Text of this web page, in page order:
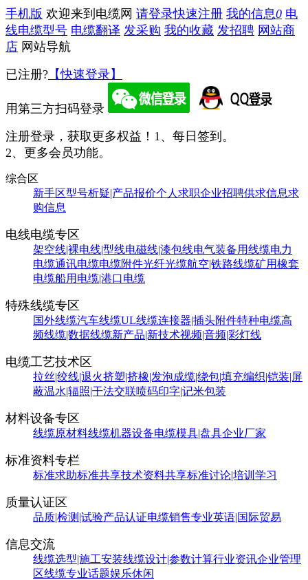
手机版 欢迎来到电缆网 请登录快速注册 我的信息0 电
线电缆型号 电缆翻译 发采购 我的收藏 发招聘 网站商
店 网站导航
已注册? 【快速登录】
用第三方扫码登录
注册登录，获取更多权益！ 1、每日签到。
2、更多会员功能。
综合区
新手区型号析疑|产品报价个人求职企业招聘供求信息求
购信息
电线电缆专区
架空线|裸电线|型线电磁线|漆包线电气装备用线缆电力
电缆通讯电缆电缆附件光纤光缆航空|铁路线缆矿用橡套
电缆船用电缆|港口电缆
特殊线缆专区
国外线缆汽车线缆UL线缆连接器|插头附件特种电缆高
频线缆|数据线缆新产品|新技术视频|音频|彩灯线
电缆工艺技术区
拉丝|绞线|退火挤塑|挤橡|发泡成缆|绕包|填充编织|铠装|屏
蔽温水|辐照|干法交联喷码印字|记米包装
材料设备专区
线缆原材料线缆机器设备电缆模具|盘具企业厂家
标准资料专栏
标准求助标准共享技术资料共享标准讨论|培训学习
质量认证区
品质|检测|试验产品认证电缆销售专业英语|国际贸易
信息交流
线缆选型|施工安装线缆设计|参数计算行业资讯企业管理
区线缆专业话题娱乐休闲